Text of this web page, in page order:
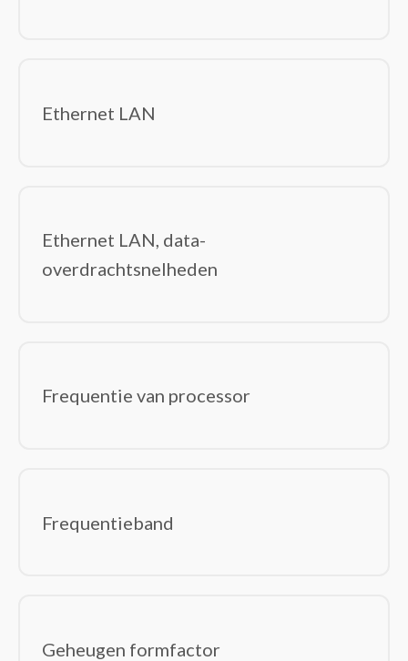
Ethernet LAN
Ethernet LAN, data-
overdrachtsnelheden
Frequentie van processor
Frequentieband
Geheugen formfactor